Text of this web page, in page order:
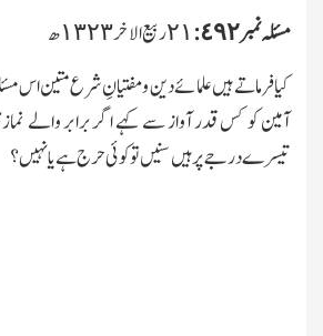
مسئلہ نمبر ٤٩٢:
کیا فرماتے ہیں علمائے دین و مفتیانِ شرع متین اس
آمین کو کس قدر آواز سے کہے اگر برابر والے
تیسرے درجے پر ہیں سنیں تو کوئی حرج ہے یا نہیں؟